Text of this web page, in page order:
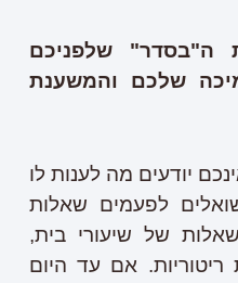
שלפניכם
שלכם והמשענת
יודעים מה לענות לו
לפעמים שאלות
של שיעורי בית,
אם עד היום